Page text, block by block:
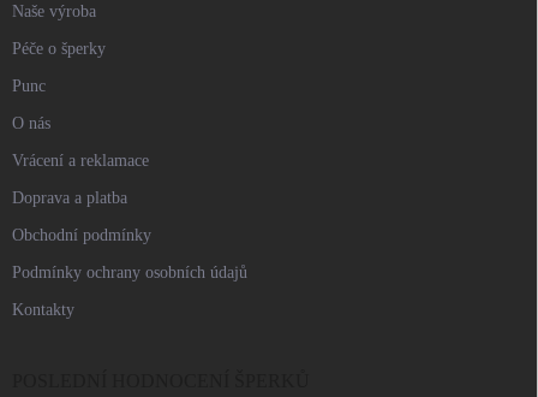
Naše výroba
Péče o šperky
Punc
O nás
Vrácení a reklamace
Doprava a platba
Obchodní podmínky
Podmínky ochrany osobních údajů
Kontakty